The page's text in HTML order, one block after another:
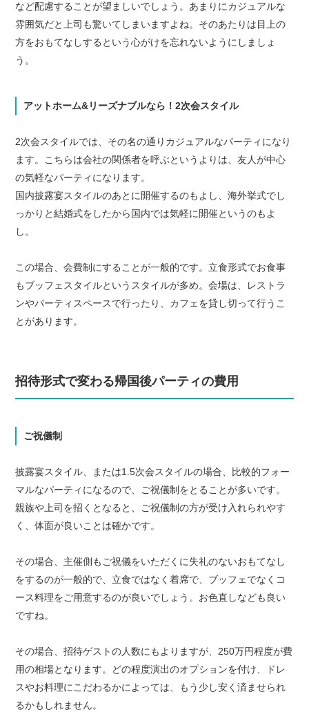
など配慮することが望ましいでしょう。あまりにカジュアルな
雰囲気だと上司も驚いてしまいますよね。そのあたりは目上の
方をおもてなしするという心がけを忘れないようにしましょ
う。
アットホーム&リーズナブルなら！2次会スタイル
2次会スタイルでは、その名の通りカジュアルなパーティになり
ます。こちらは会社の関係者を呼ぶというよりは、友人が中心
の気軽なパーティになります。
国内披露宴スタイルのあとに開催するのもよし、海外挙式でし
っかりと結婚式をしたから国内では気軽に開催というのもよ
し。
この場合、会費制にすることが一般的です。立食形式でお食事
もブッフェスタイルというスタイルが多め。会場は、レストラ
ンやパーティスペースで行ったり、カフェを貸し切って行うこ
とがあります。
招待形式で変わる帰国後パーティの費用
ご祝儀制
披露宴スタイル、または1.5次会スタイルの場合、比較的フォー
マルなパーティになるので、ご祝儀制をとることが多いです。
親族や上司を招くとなると、ご祝儀制の方が受け入れられやす
く、体面が良いことは確かです。
その場合、主催側もご祝儀をいただくに失礼のないおもてなし
をするのが一般的で、立食ではなく着席で、ブッフェでなくコ
ース料理をご用意するのが良いでしょう。お色直しなども良い
ですね。
その場合、招待ゲストの人数にもよりますが、250万円程度が費
用の相場となります。どの程度演出のオプションを付け、ドレ
スやお料理にこだわるかによっては、もう少し安く済ませられ
るかもしれません。